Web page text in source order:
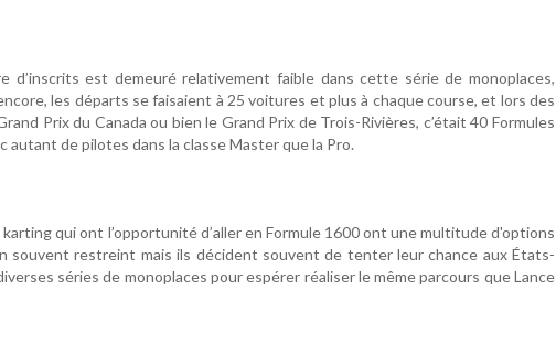
d’inscrits est demeuré relativement faible dans cette série de monoplaces,
les départs se faisaient à 25 voitures et plus à chaque course, et lors des
Prix du Canada ou bien le Grand Prix de Trois-Rivières, c’était 40 Formules
autant de pilotes dans la classe Master que la Pro.
qui ont l’opportunité d’aller en Formule 1600 ont une multitude d'options
souvent restreint mais ils décident souvent de tenter leur chance aux États-
séries de monoplaces pour espérer réaliser le même parcours que Lance